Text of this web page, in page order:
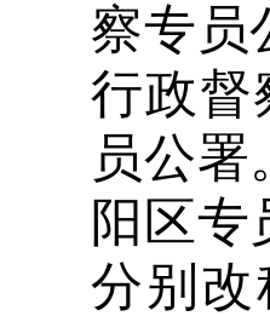
察专员
行政督
员公
阳区
分别改